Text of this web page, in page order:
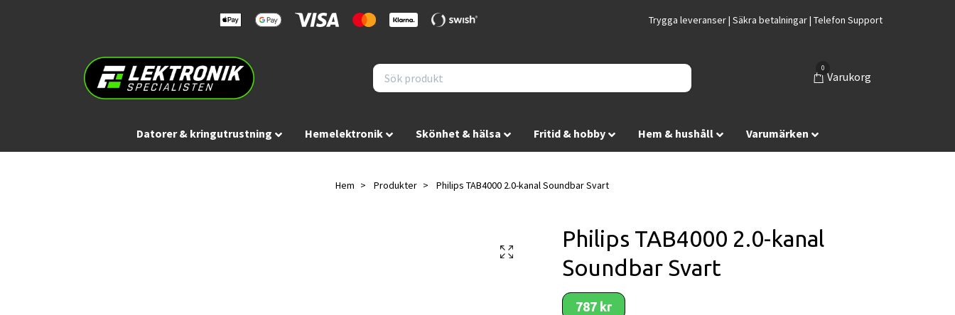
Trygga leveranser | Säkra betalningar | Telefon Support
0
Varukorg
Datorer & kringutrustning Hemelektronik Skönhet & hälsa Fritid & hobby Hem & hushåll Varumärken
Hem Produkter Philips TAB4000 2.0-kanal Soundbar Svart
Philips TAB4000 2.0-kanal
Soundbar Svart
787 kr